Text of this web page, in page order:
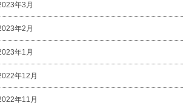
年3月
年2月
年1月
年12月
年11月